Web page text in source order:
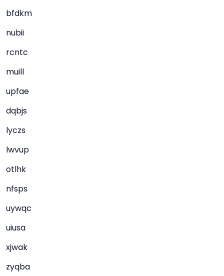
bfdkm
nubii
rcntc
muill
upfae
dqbjs
lyczs
lwvup
otlhk
nfsps
uywqc
uiusa
xjwak
zyqba